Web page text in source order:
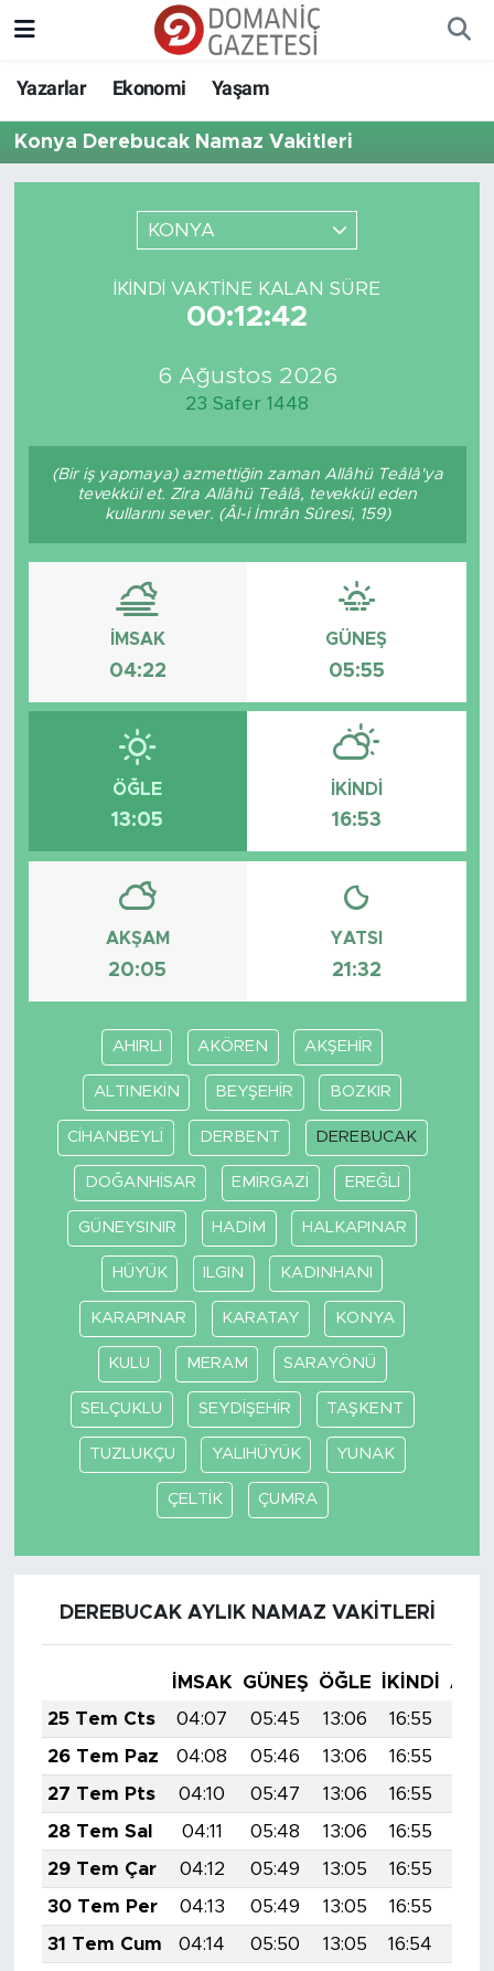
Yazarlar Ekonomi Yaşam
Konya Derebucak Namaz Vakitleri
KONYA
İKINDI VAKTINE KALAN SÜRE
00:12:42
6 Ağustos 2026
23 Safer 1448
(Bir iş yapmaya) azmettiğin zaman Allâhü Teâlâ'ya
tevekkül et. Zira Allâhü Teâlâ, tevekkül eden
kullarını sever. (Âl-i İmrân Sûresi, 159)
İMSAK
04:22
GÜNEŞ
05:55
ÖĞLE
13:05
İKINDI
16:53
AKŞAM
20:05
YATSI
21:32
AHIRLI AKÖREN AKŞEHİR
ALTINEKİN BEYŞEHİR BOZKIR
CİHANBEYLİ DERBENT DEREBUCAK
DOĞANHİSAR EMİRGAZİ EREĞLİ
GÜNEYSINIR HADİM HALKAPINAR
HÜYÜK ILGIN KADINHANI
KARAPINAR KARATAY KONYA
KULU MERAM SARAYÖNÜ
SELÇUKLU SEYDİŞEHİR TAŞKENT
TUZLUKÇU YALIHÜYÜK YUNAK
ÇELTİK ÇUMRA
DEREBUCAK AYLIK NAMAZ VAKITLERI
İMSAK GÜNEŞ ÖĞLE İKINDI
25 Tem Cts
04:07 05:45 13:06 16:55
26 Tem Paz
04:08 05:46 13:06 16:55
27 Tem Pts
04:10 05:47 13:06 16:55
28 Tem Sal
04:11 05:48 13:06 16:55
29 Tem Çar
04:12 05:49 13:05 16:55
30 Tem Per
04:13 05:49 13:05 16:55
31 Tem Cum
04:14 05:50 13:05 16:54